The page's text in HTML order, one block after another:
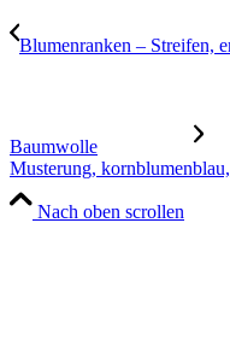
Blumenranken – Streifen,
Baumwolle
Musterung,
Nach oben scrollen